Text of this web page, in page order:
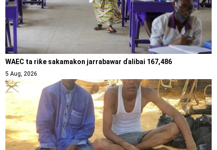
WAEC ta riƙe sakamakon jarrabawar ɗalibai 167,486
5 Aug, 2026